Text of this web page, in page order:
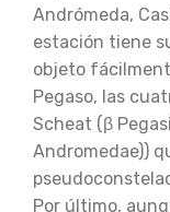
Andrómeda,
estación tiene
objeto
Pegaso, las
Scheat (β
Andromedae))
Por último,